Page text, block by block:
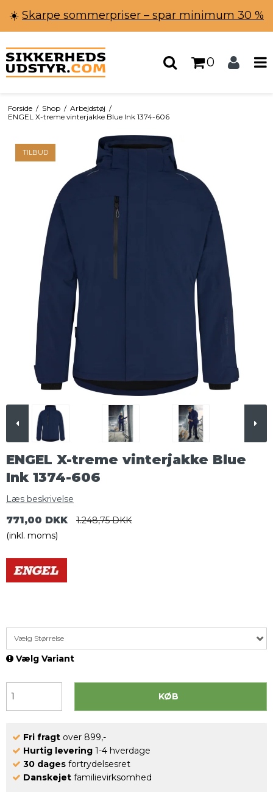
☀️ Skarpe sommerpriser – spar minimum 30 %
0
Forside / Shop / Arbejdstøj /
ENGEL X-treme vinterjakke Blue Ink 1374-606
TILBUD
ENGEL X-treme vinterjakke Blue
Ink 1374-606
Læs beskrivelse
771,00 DKK
1.248,75 DKK
(inkl. moms)
Vælg Størrelse
Vælg Variant
KØB
Fri fragt over 899,-
Hurtig levering 1-4 hverdage
30 dages fortrydelsesret
Danskejet familievirksomhed